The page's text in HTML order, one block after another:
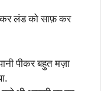
कर लंड को साफ़ कर
पीकर बहुत मज़ा